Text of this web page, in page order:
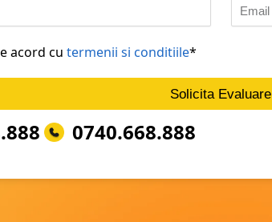
acord cu termenii si conditiile*
Solicita Evaluare
0740.668.888